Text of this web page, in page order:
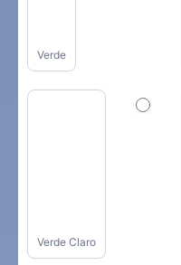
Verde
Verde Claro